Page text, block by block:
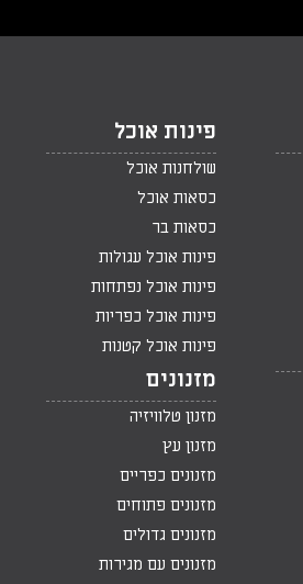
פינות אוכל
שולחנות אוכל
כסאות אוכל
כסאות בר
פינות אוכל עגולות
פינות אוכל נפתחות
פינות אוכל כפריות
פינות אוכל קטנות
מזנונים
מזנון טלוויזיה
מזנון עץ
מזנונים כפריים
מזנונים פתוחים
מזנונים גדולים
מזנונים עם מגירות